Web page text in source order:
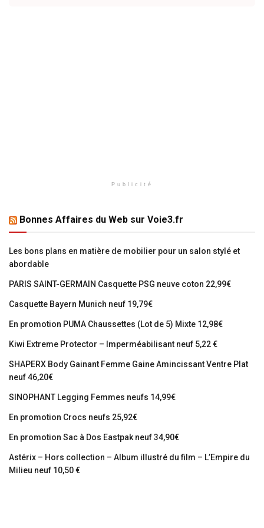
Publicité
Bonnes Affaires du Web sur Voie3.fr
Les bons plans en matière de mobilier pour un salon stylé et
abordable
PARIS SAINT-GERMAIN Casquette PSG neuve coton 22,99€
Casquette Bayern Munich neuf 19,79€
En promotion PUMA Chaussettes (Lot de 5) Mixte 12,98€
Kiwi Extreme Protector – Imperméabilisant neuf 5,22 €
SHAPERX Body Gainant Femme Gaine Amincissant Ventre Plat
neuf 46,20€
SINOPHANT Legging Femmes neufs 14,99€
En promotion Crocs neufs 25,92€
En promotion Sac à Dos Eastpak neuf 34,90€
Astérix – Hors collection – Album illustré du film – L’Empire du
Milieu neuf 10,50 €